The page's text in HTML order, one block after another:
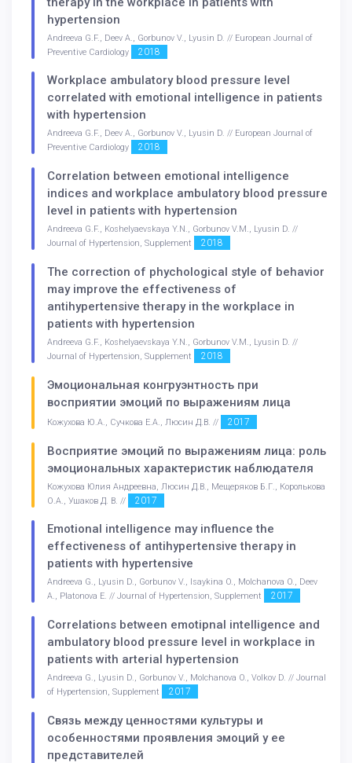
hypertension
Andreeva G.F., Deev A., Gorbunov V., Lyusin D. // European Journal of
Preventive Cardiology
2018
Workplace ambulatory blood pressure level
correlated with emotional intelligence in patients
with hypertension
Andreeva G.F., Deev A., Gorbunov V., Lyusin D. // European Journal of
Preventive Cardiology
2018
Correlation between emotional intelligence
indices and workplace ambulatory blood pressure
level in patients with hypertension
Andreeva G.F., Koshelyaevskaya Y.N., Gorbunov V.M., Lyusin D. //
Journal of Hypertension, Supplement
2018
The correction of phychological style of behavior
may improve the effectiveness of
antihypertensive therapy in the workplace in
patients with hypertension
Andreeva G.F., Koshelyaevskaya Y.N., Gorbunov V.M., Lyusin D. //
Journal of Hypertension, Supplement
2018
Эмоциональная конгруэнтность при
восприятии эмоций по выражениям лица
Кожухова Ю.А., Сучкова Е.А., Люсин Д.В. // 2017
Восприятие эмоций по выражениям лица: роль
эмоциональных характеристик наблюдателя
Кожухова Юлия Андреевна, Люсин Д.В., Мещеряков Б.Г., Королькова
О.А., Ушаков Д. В. //
2017
Emotional intelligence may influence the
effectiveness of antihypertensive therapy in
patients with hypertensive
Andreeva G., Lyusin D., Gorbunov V., Isaykina O., Molchanova O., Deev
A., Platonova E. // Journal of Hypertension, Supplement
2017
Correlations between emotipnal intelligence and
ambulatory blood pressure level in workplace in
patients with arterial hypertension
Andreeva G., Lyusin D., Gorbunov V., Molchanova O., Volkov D. // Journal
of Hypertension, Supplement
2017
Связь между ценностями культуры и
особенностями проявления эмоций у ее
представителей